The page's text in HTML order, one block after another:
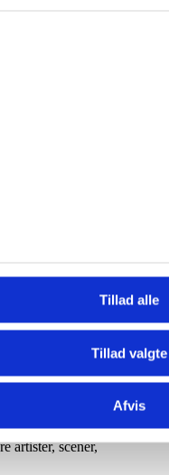
Tillad alle
Tillad valgte
Afvis
til en tid, hvor
fest, man bare
sidste år!
artister, scener,